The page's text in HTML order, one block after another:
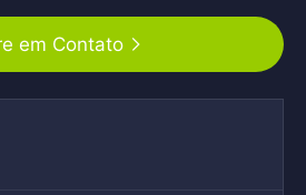
em Contato